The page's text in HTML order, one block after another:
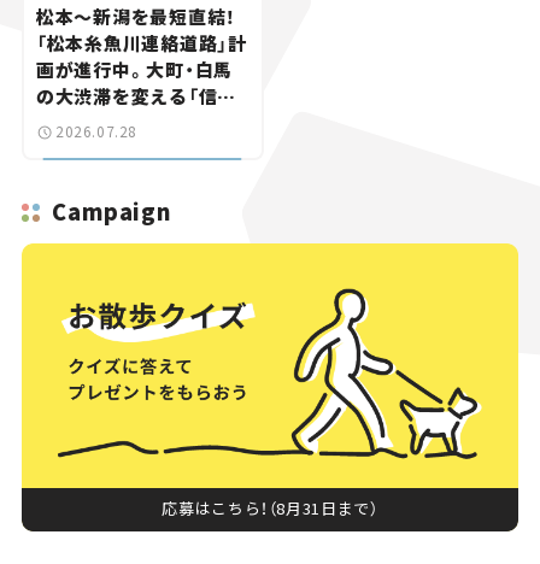
松本～新潟を最短直結！
「松本糸魚川連絡道路」計
画が進行中。大町・白馬
の大渋滞を変える「信号
ゼロ」バイパスも事業化
2026.07.28
Campaign
応募はこちら！（8月31日まで）